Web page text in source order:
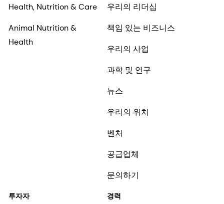
Health, Nutrition & Care
Animal Nutrition &
Health
우리의 리더십
책임 있는 비즈니스
우리의 사업
과학 및 연구
뉴스
우리의 위치
벤처
공급업체
문의하기
투자자 경력